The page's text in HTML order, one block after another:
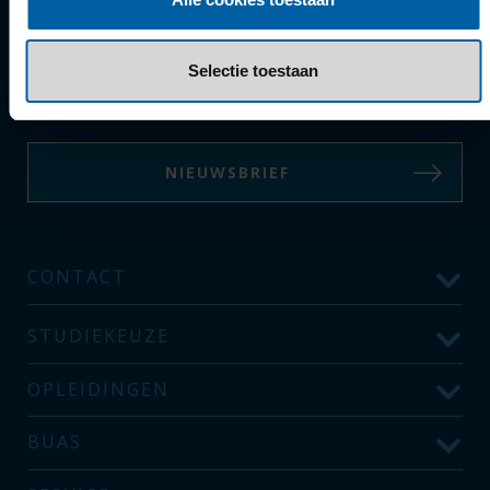
Selectie toestaan
per opleiding een BUas Alert in:
NIEUWSBRIEF
CONTACT
STUDIEKEUZE
OPLEIDINGEN
BUAS